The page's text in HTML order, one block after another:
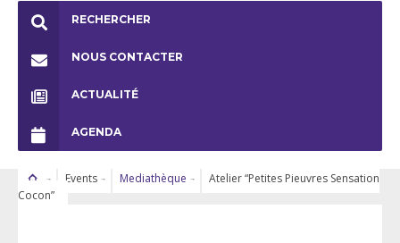
RECHERCHER
NOUS CONTACTER
ACTUALITÉ
AGENDA
Events Mediathèque
Atelier “Petites Pieuvres Sensation
Cocon”